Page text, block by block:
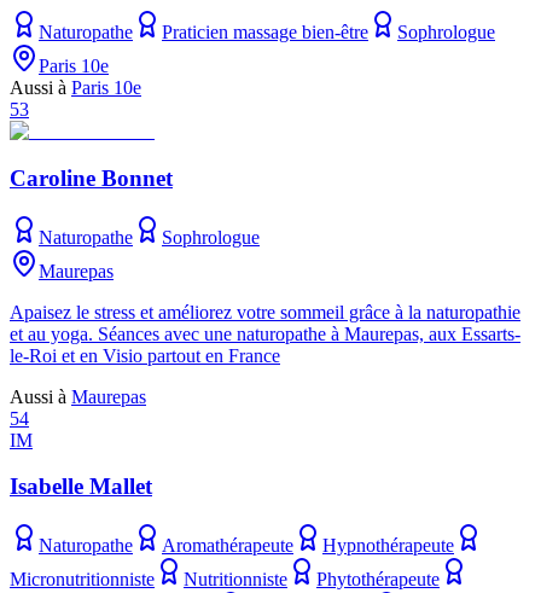
Naturopathe Praticien massage bien-être
Sophrologue
Paris 10e
Aussi à Paris 10e
53
Caroline Bonnet
Naturopathe
Sophrologue
Maurepas
Apaisez le stress et améliorez votre sommeil grâce à la naturopathie
et au yoga. Séances avec une naturopathe à Maurepas, aux Essarts-
le-Roi et en Visio partout en France
Aussi à Maurepas
54
IM
Isabelle Mallet
Naturopathe Aromathérapeute
Hypnothérapeute
Micronutritionniste
Nutritionniste
Phytothérapeute